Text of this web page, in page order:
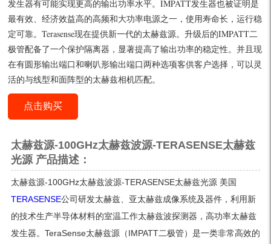
发生器有可能实现更高的输出功率水平。IMPATT发生器也被证明是
最有效、经济效益高的高频和大功率电源之一，使用寿命长，运行稳
定可靠。Terasense现在提供新一代的太赫兹源。升级后的IMPATT二
极管配备了一个保护隔离器，显著提高了输出功率的稳定性。并且现
在有圆形输出端口和喇叭形输出端口两种选项客供客户选择，可以灵
活的与线型和面阵型的太赫兹相机匹配。
点击购买
太赫兹源-100GHz太赫兹波源-TERASENSE太赫兹
光源 产品描述：
太赫兹源-100GHz太赫兹波源-TERASENSE太赫兹光源 美国
TERASENSE公司研发太赫兹、亚太赫兹成像系统及器件，利用新
的技术生产半导体材料的室温工作太赫兹波探测器，高功率太赫兹
发生器。TeraSense太赫兹源（IMPATT二极管）是一类非常高效的